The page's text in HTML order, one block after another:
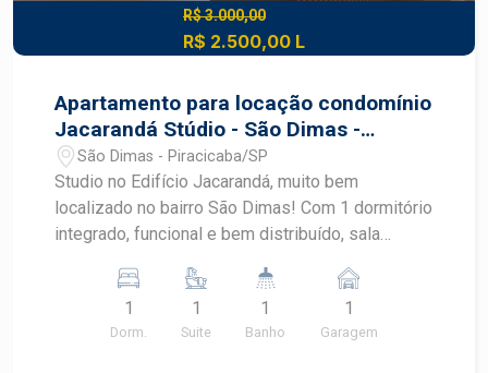
R$ 3.000,00
R$ 2.500,00 L
Apartamento para locação condomínio
Jacarandá Stúdio - São Dimas -
Piracicaba
São Dimas - Piracicaba/SP
Studio no Edifício Jacarandá, muito bem
localizado no bairro São Dimas! Com 1 dormitório
integrado, funcional e bem distribuído, sala
armários,1 banheiro, área de serviço, armários
planejados e 01 vaga de garagem. Agende sua
visita com um corretor especialista na imobiliária
1
Dorm.
1
Suite
1
Banho
1
Garagem